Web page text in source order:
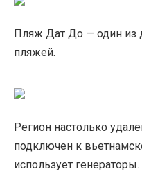
Пляж Дат До — один из
пляжей.
Регион настолько
подключен к
использует